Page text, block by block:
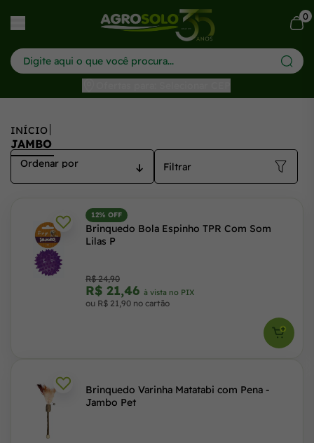
0
INÍCIO
JAMBO
Filtrar
12% OFF
Brinquedo Bola Espinho TPR Com Som
Lilas P
R$ 24,90
R$ 21,46 à vista no PIX
ou R$ 21,90 no cartão
Brinquedo Varinha Matatabi com Pena -
Jambo Pet